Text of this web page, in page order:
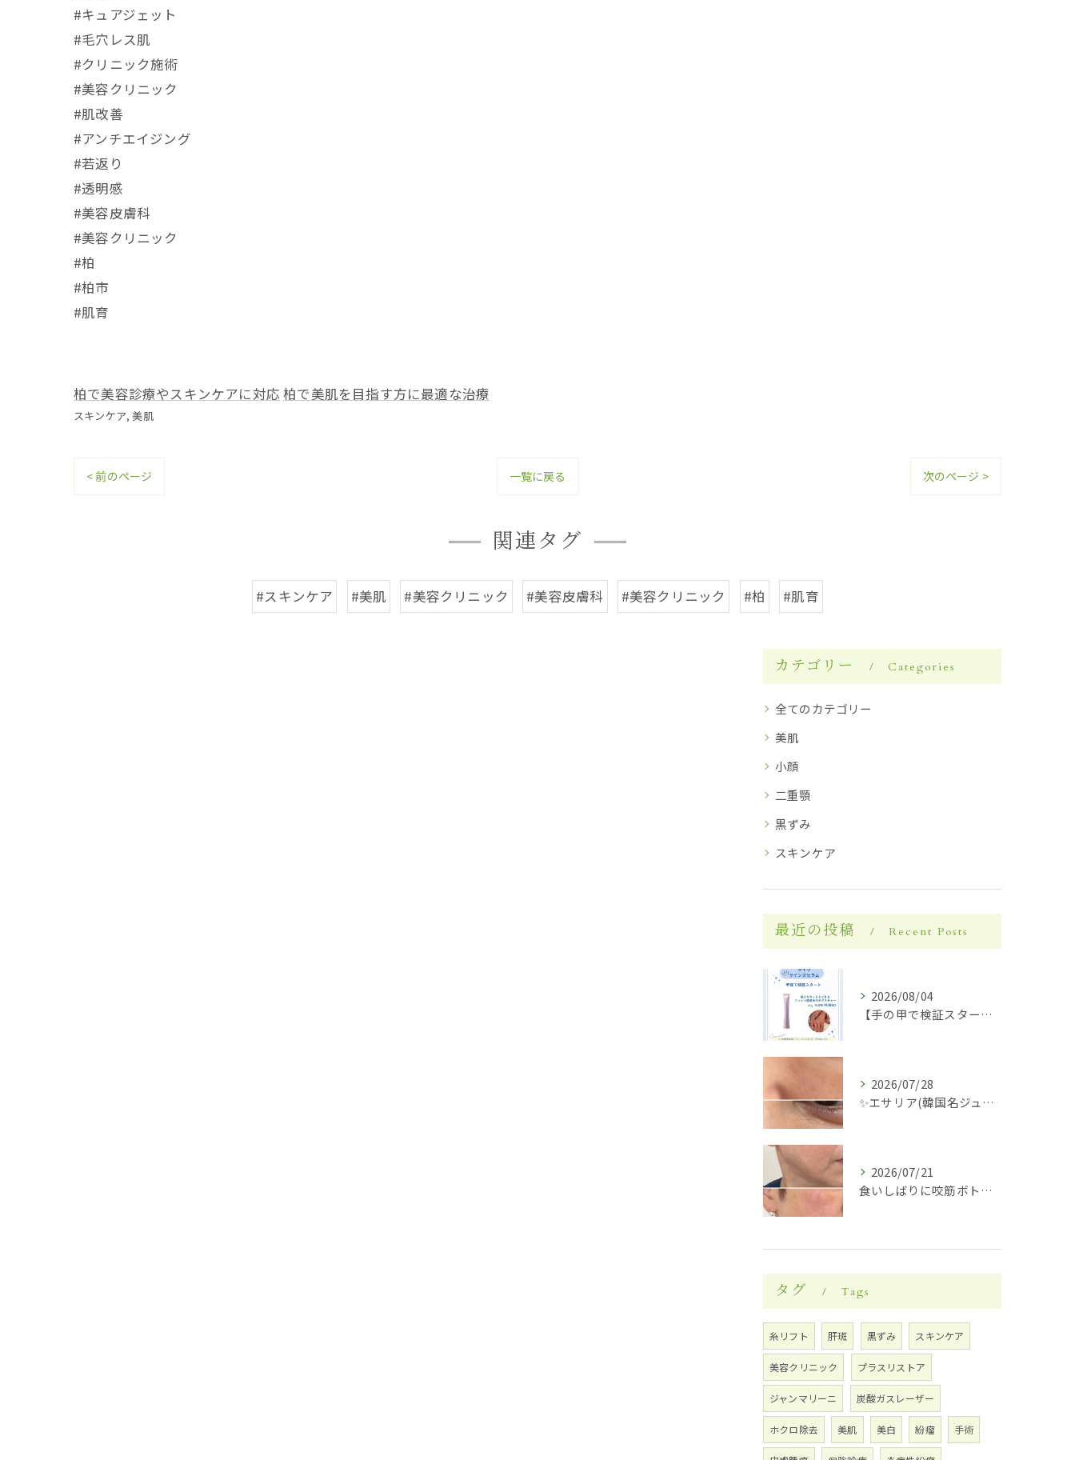
#キュアジェット
#毛穴レス肌
#クリニック施術
#美容クリニック
#肌改善
#アンチエイジング
#若返り
#透明感
#美容皮膚科
#美容クリニック
#柏
#柏市
#肌育
柏で美容診療やスキンケアに対応 柏で美肌を目指す方に最適な治療
スキンケア 美肌
< 前のページ 一覧に戻る 次のページ >
関連タグ
#スキンケア #美肌 #美容クリニック #美容皮膚科 #美容クリニック #柏 #肌育
カテゴリー Categories
全てのカテゴリー
美肌
小顔
二重顎
黒ずみ
スキンケア
最近の投稿 Recent Posts
2026/08/04
【手の甲で検証スタート】✋✨
2026/07/28
✨エサリア(韓国名ジュブアセル)導入します✨
2026/07/21
食いしばりに咬筋ボトックス
タグ Tags
糸リフト 肝斑 黒ずみ スキンケア
美容クリニック プラスリストア
ジャンマリーニ 炭酸ガスレーザー
ホクロ除去 美肌 美白 紛瘤 手術